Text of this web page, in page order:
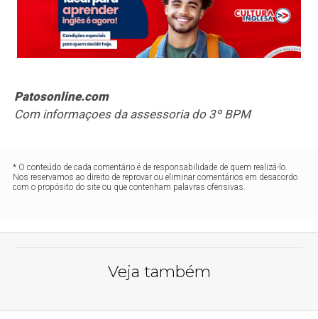
Patosonline.com
Com informaçoes da assessoria do 3º BPM
* O conteúdo de cada comentário é de responsabilidade de quem realizá-lo.
Nos reservamos ao direito de reprovar ou eliminar comentários em desacordo
com o propósito do site ou que contenham palavras ofensivas.
Veja também